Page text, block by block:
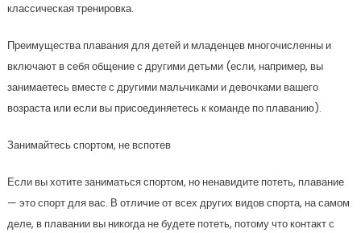
классическая тренировка.
Преимущества плавания для детей и младенцев многочисленны и
включают в себя общение с другими детьми (если, например, вы
занимаетесь вместе с другими мальчиками и девочками вашего
возраста или если вы присоединяетесь к команде по плаванию).
Занимайтесь спортом, не вспотев
Если вы хотите заниматься спортом, но ненавидите потеть, плавание
— это спорт для вас. В отличие от всех других видов спорта, на самом
деле, в плавании вы никогда не будете потеть, потому что контакт с